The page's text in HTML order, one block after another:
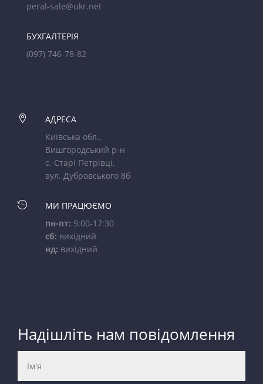
peral-sale@ukr.net
БУХГАЛТЕРІЯ
(097) 746-78-82

АДРЕСА
Київська обл.,
Вишгородський р-н
с. Старі Петрівці,
вул. Дубровського 8б

МИ ПРАЦЮЄМО
пн-пт: 9:00-17:30
сб: вихідний
нд: вихідний
Надішліть нам повідомлення